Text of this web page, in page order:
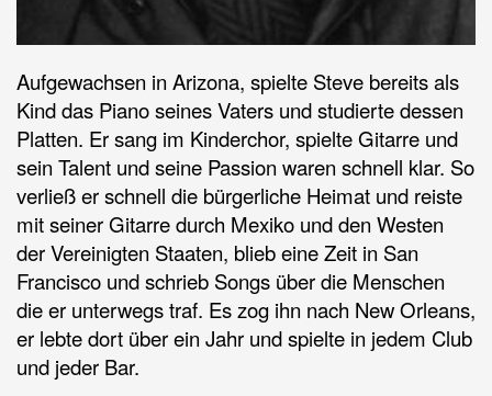
Aufgewachsen in Arizona, spielte Steve bereits als
Kind das Piano seines Vaters und studierte dessen
Platten. Er sang im Kinderchor, spielte Gitarre und
sein Talent und seine Passion waren schnell klar. So
verließ er schnell die bürgerliche Heimat und reiste
mit seiner Gitarre durch Mexiko und den Westen
der Vereinigten Staaten, blieb eine Zeit in San
Francisco und schrieb Songs über die Menschen
die er unterwegs traf. Es zog ihn nach New Orleans,
er lebte dort über ein Jahr und spielte in jedem Club
und jeder Bar.